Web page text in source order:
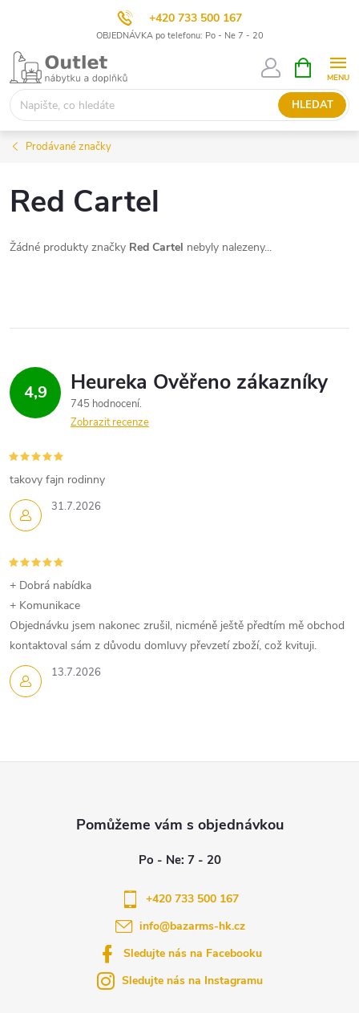
+420 733 500 167
OBJEDNÁVKA po telefonu: Po - Ne 7 - 20
Přejít
obsah
HLEDAT
NÁKUPNÍ
KOŠÍK
Prodávané značky
Red Cartel
Žádné produkty značky Red Cartel nebyly nalezeny...
4,9
745 hodnocení
Zobrazit recenze
31.7.2026
takovy fajn rodinny
13.7.2026
+ Dobrá nabídka
+ Komunikace
Objednávku jsem nakonec zrušil, nicméně ještě předtím mě obchod
kontaktoval sám z důvodu domluvy převzetí zboží, což kvituji.
info@bazarms-hk.cz
+420 733 500 167
Sledujte nás na Facebooku
Sledujte nás na Instagramu